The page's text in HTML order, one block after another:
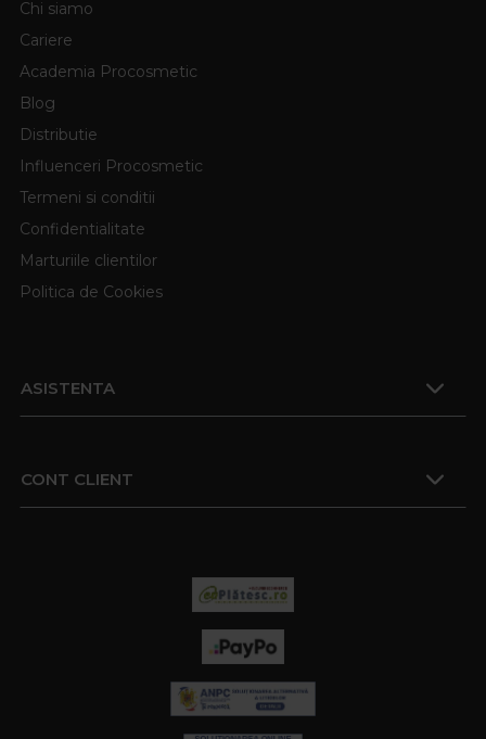
Chi siamo
Cariere
Academia Procosmetic
Blog
Distributie
Influenceri Procosmetic
Termeni si conditii
Confidentialitate
Marturiile clientilor
Politica de Cookies
ASISTENTA
CONT CLIENT